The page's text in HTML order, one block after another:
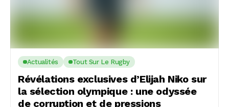
Actualités Tout Sur Le Rugby
Révélations exclusives d’Elijah Niko sur
la sélection olympique : une odyssée
de corruption et de pressions